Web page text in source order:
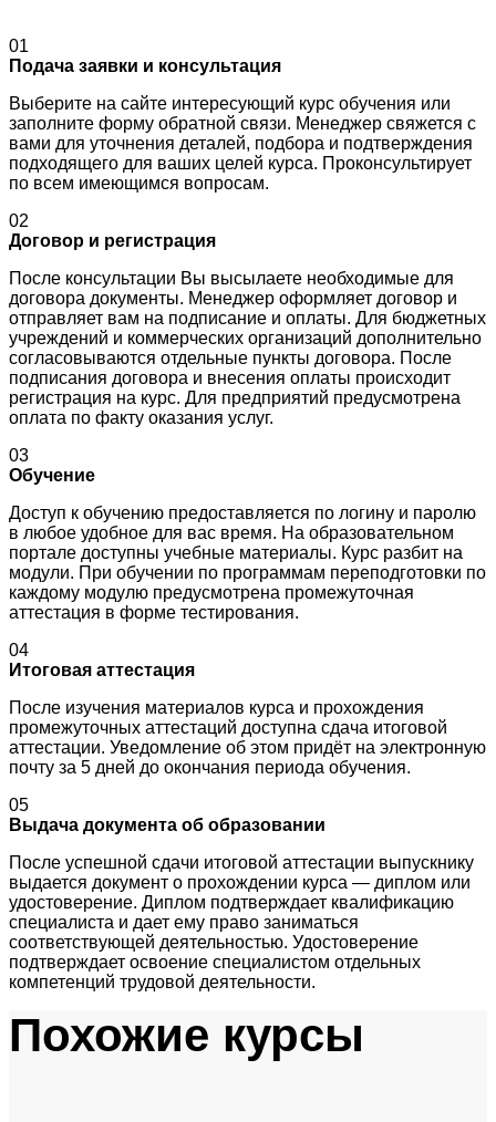
01
Подача заявки и консультация
Выберите на сайте интересующий курс обучения или
заполните форму обратной связи. Менеджер свяжется с
вами для уточнения деталей, подбора и подтверждения
подходящего для ваших целей курса. Проконсультирует
по всем имеющимся вопросам.
02
Договор и регистрация
После консультации Вы высылаете необходимые для
договора документы. Менеджер оформляет договор и
отправляет вам на подписание и оплаты. Для бюджетных
учреждений и коммерческих организаций дополнительно
согласовываются отдельные пункты договора. После
подписания договора и внесения оплаты происходит
регистрация на курс. Для предприятий предусмотрена
оплата по факту оказания услуг.
03
Обучение
Доступ к обучению предоставляется по логину и паролю
в любое удобное для вас время. На образовательном
портале доступны учебные материалы. Курс разбит на
модули. При обучении по программам переподготовки по
каждому модулю предусмотрена промежуточная
аттестация в форме тестирования.
04
Итоговая аттестация
После изучения материалов курса и прохождения
промежуточных аттестаций доступна сдача итоговой
аттестации. Уведомление об этом придёт на электронную
почту за 5 дней до окончания периода обучения.
05
Выдача документа об образовании
После успешной сдачи итоговой аттестации выпускнику
выдается документ о прохождении курса — диплом или
удостоверение. Диплом подтверждает квалификацию
специалиста и дает ему право заниматься
соответствующей деятельностью. Удостоверение
подтверждает освоение специалистом отдельных
компетенций трудовой деятельности.
Похожие курсы